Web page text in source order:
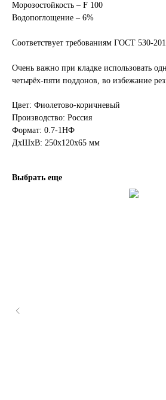
Морозостойкость – F 100
Водопоглощение – 6%
Соответствует требованиям ГОСТ 530-
Очень важно при кладке использовать
четырёх-пяти поддонов, во избежание
Цвет: Фиолетово-коричневый
Производство: Россия
Формат: 0.7-1НФ
ДxШxВ: 250x120x65 мм
Выбрать еще